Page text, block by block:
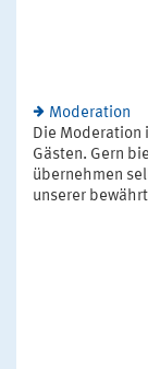
Moderation
Die Moderation
Gästen. Gern
übernehmen
unserer